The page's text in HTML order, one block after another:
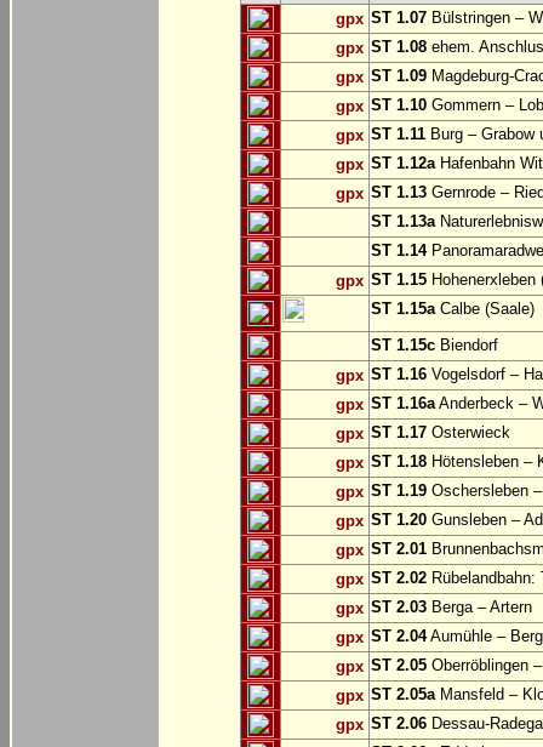
gpx ST 1.07 Bülstringen –
gpx ST 1.08 ehem.
gpx ST 1.09 Magdeburg-
gpx ST 1.10 Gommern –
gpx ST 1.11 Burg – Grabow
gpx ST 1.12aHafenbahn
gpx ST 1.13 Gernrode –
ST 1.13a
ST 1.14
gpx ST 1.15
ST 1.15aCalbe (Saale)
ST 1.15c Biendorf
gpx ST 1.16 Vogelsdorf –
gpx ST 1.16aAnderbeck –
gpx ST 1.17 Osterwieck
gpx ST 1.18 Hötensleben –
gpx ST 1.19 Oschersleben
gpx ST 1.20 Gunsleben –
gpx ST 2.01
gpx ST 2.02
gpx ST 2.03 Berga – Artern
gpx ST 2.04Aumühle –
gpx ST 2.05 Oberröblingen
gpx ST 2.05aMansfeld –
gpx ST 2.06 Dessau-